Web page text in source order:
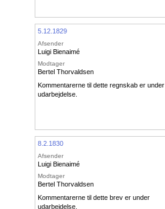
5.12.1829
Afsender
Luigi Bienaimé
Modtager
Bertel Thorvaldsen
Kommentarerne til dette regnskab er under
udarbejdelse.
8.2.1830
Afsender
Luigi Bienaimé
Modtager
Bertel Thorvaldsen
Kommentarerne til dette brev er under
udarbejdelse.